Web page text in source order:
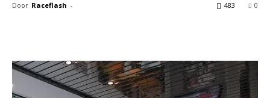
Door Raceflash - 0
483